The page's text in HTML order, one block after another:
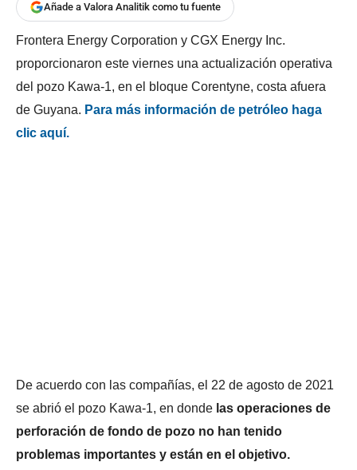
Añade a Valora Analitik como tu fuente
Frontera Energy Corporation y CGX Energy Inc.
proporcionaron este viernes una actualización operativa
del pozo Kawa-1, en el bloque Corentyne, costa afuera
de Guyana. Para más información de petróleo haga
clic aquí.
De acuerdo con las compañías, el 22 de agosto de 2021
se abrió el pozo Kawa-1, en donde las operaciones de
perforación de fondo de pozo no han tenido
problemas importantes y están en el objetivo.